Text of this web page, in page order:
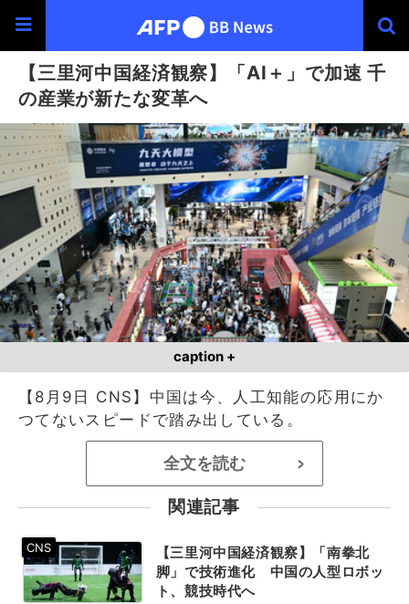
【三里河中国経済観察】「AI＋」で加速 千
の産業が新たな変革へ
caption +
【8月9日 CNS】中国は今、人工知能の応用にか
つてないスピードで踏み出している。
全文を読む >
関連記事
【三里河中国経済観察】「南拳北
脚」で技術進化 中国の人型ロボッ
ト、競技時代へ